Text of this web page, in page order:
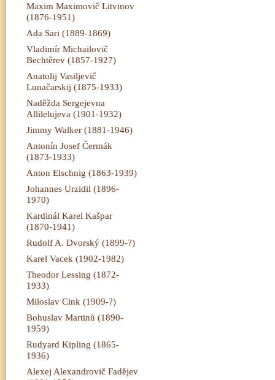
Maxim Maximovič Litvinov
(1876-1951)
Ada Sari (1889-1869)
Vladimír Michailovič
Bechtěrev (1857-1927)
Anatolij Vasiljevič
Lunačarskij (1875-1933)
Naděžda Sergejevna
Allilelujeva (1901-1932)
Jimmy Walker (1881-1946)
Antonín Josef Čermák
(1873-1933)
Anton Elschnig (1863-1939)
Johannes Urzidil (1896-
1970)
Kardinál Karel Kašpar
(1870-1941)
Rudolf A. Dvorský (1899-?)
Karel Vacek (1902-1982)
Theodor Lessing (1872-
1933)
Miloslav Cink (1909-?)
Bohuslav Martinů (1890-
1959)
Rudyard Kipling (1865-
1936)
Alexej Alexandrovič Fadějev